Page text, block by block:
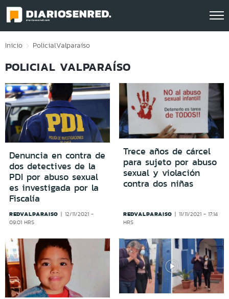
Click acá para ir directamente al contenido
Inicio PolicialValparaíso
POLICIAL VALPARAÍSO
Denuncia en contra de
dos detectives de la
PDI por abuso sexual
es investigada por la
Fiscalía
REDVALPARAISO
12/11/2021 -
09:01 HRS
Trece años de cárcel
para sujeto por abuso
sexual y violación
contra dos niñas
REDVALPARAISO
11/11/2021 - 17:14
HRS